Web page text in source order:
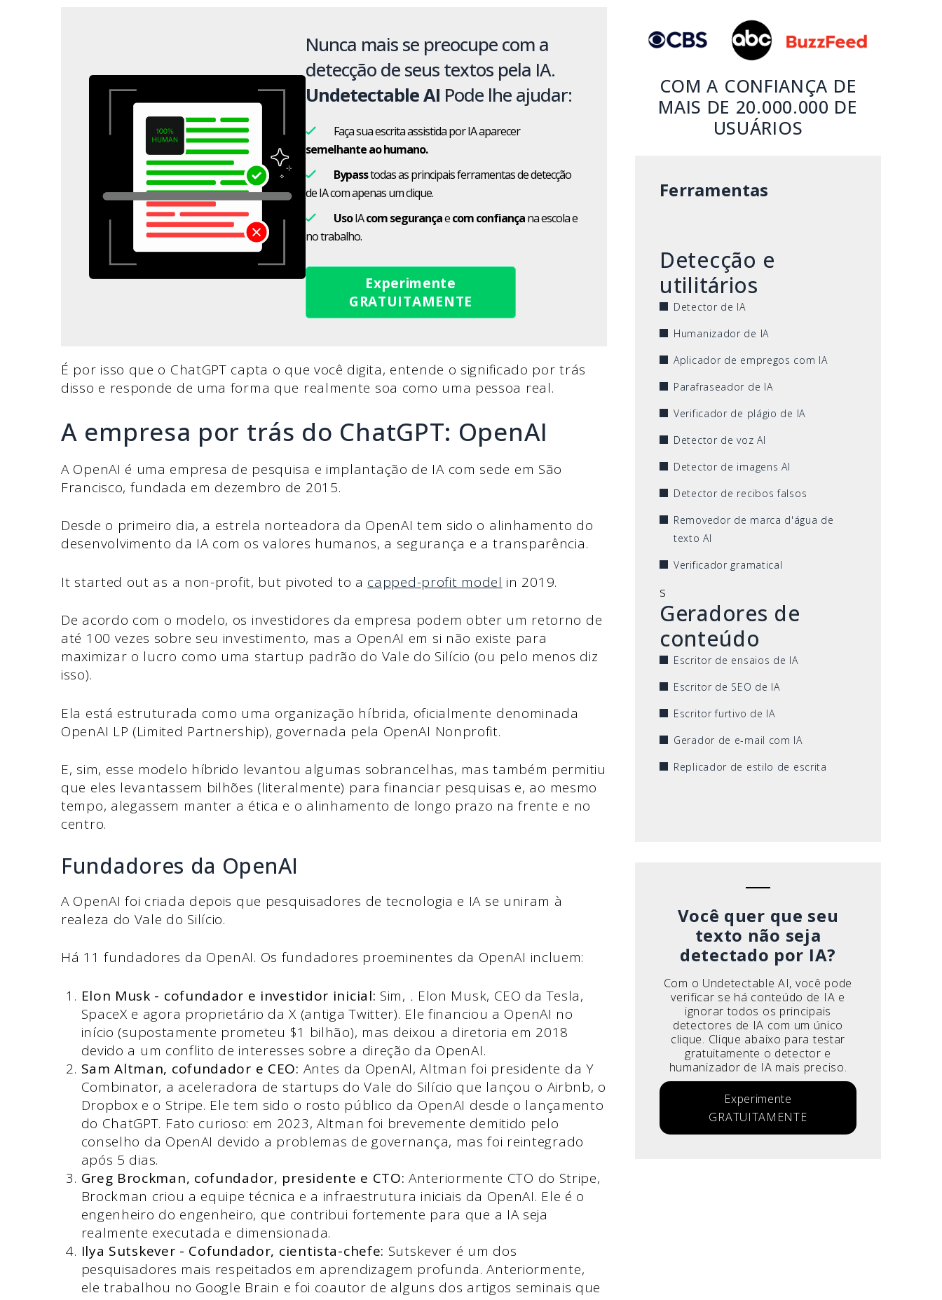
Nunca mais se preocupe com a
detecção de seus textos pela IA.
Undetectable AI Pode lhe ajudar:
Faça sua escrita assistida por IA aparecer
semelhante ao humano.
Bypasstodas as principais ferramentas de detecção
de IA com apenas um clique.
UsoIAcom segurançaecom confiançana escola e
no trabalho.
Experimente
GRATUITAMENTE
É por isso que o ChatGPT capta o que você digita, entende o significado por trás
disso e responde de uma forma que realmente soa como uma pessoa real.
A empresa por trás do ChatGPT: OpenAI
A OpenAI é uma empresa de pesquisa e implantação de IA com sede em São
Francisco, fundada em dezembro de 2015.
Desde o primeiro dia, a estrela norteadora da OpenAI tem sido o alinhamento do
desenvolvimento da IA com os valores humanos, a segurança e a transparência.
It started out as a non-profit, but pivoted to a capped-profit model in 2019.
De acordo com o modelo, os investidores da empresa podem obter um retorno de
até 100 vezes sobre seu investimento, mas a OpenAI em si não existe para
maximizar o lucro como uma startup padrão do Vale do Silício (ou pelo menos diz
isso).
Ela está estruturada como uma organização híbrida, oficialmente denominada
OpenAI LP (Limited Partnership), governada pela OpenAI Nonprofit.
E, sim, esse modelo híbrido levantou algumas sobrancelhas, mas também permitiu
que eles levantassem bilhões (literalmente) para financiar pesquisas e, ao mesmo
tempo, alegassem manter a ética e o alinhamento de longo prazo na frente e no
centro.
Fundadores da OpenAI
A OpenAI foi criada depois que pesquisadores de tecnologia e IA se uniram à
realeza do Vale do Silício.
Há 11 fundadores da OpenAI. Os fundadores proeminentes da OpenAI incluem:
Elon Musk - cofundador e investidor inicial: Sim, . Elon Musk, CEO da Tesla,
SpaceX e agora proprietário da X (antiga Twitter). Ele financiou a OpenAI no
início (supostamente prometeu $1 bilhão), mas deixou a diretoria em 2018
devido a um conflito de interesses sobre a direção da OpenAI.
Sam Altman, cofundador e CEO: Antes da OpenAI, Altman foi presidente da Y
Combinator, a aceleradora de startups do Vale do Silício que lançou o Airbnb, o
Dropbox e o Stripe. Ele tem sido o rosto público da OpenAI desde o lançamento
do ChatGPT. Fato curioso: em 2023, Altman foi brevemente demitido pelo
conselho da OpenAI devido a problemas de governança, mas foi reintegrado
após 5 dias.
Greg Brockman, cofundador, presidente e CTO: Anteriormente CTO do Stripe,
Brockman criou a equipe técnica e a infraestrutura iniciais da OpenAI. Ele é o
engenheiro do engenheiro, que contribui fortemente para que a IA seja
realmente executada e dimensionada.
Ilya Sutskever - Cofundador, cientista-chefe: Sutskever é um dos
pesquisadores mais respeitados em aprendizagem profunda. Anteriormente,
ele trabalhou no Google Brain e foi coautor de alguns dos artigos seminais que
COM A CONFIANÇA DE
MAIS DE 20.000.000 DE
USUÁRIOS
Ferramentas
Detecção e
utilitários
Detector de IA
Humanizador de IA
Aplicador de empregos com IA
Parafraseador de IA
Verificador de plágio de IA
Detector de voz AI
Detector de imagens AI
Detector de recibos falsos
Removedor de marca d'água de
texto AI
Verificador gramatical
s
Geradores de
conteúdo
Escritor de ensaios de IA
Escritor de SEO de IA
Escritor furtivo de IA
Gerador de e-mail com IA
Replicador de estilo de escrita
Você quer que seu
texto não seja
detectado por IA?
Com o Undetectable AI, você pode
verificar se há conteúdo de IA e
ignorar todos os principais
detectores de IA com um único
clique. Clique abaixo para testar
gratuitamente o detector e
humanizador de IA mais preciso.
Experimente
GRATUITAMENTE